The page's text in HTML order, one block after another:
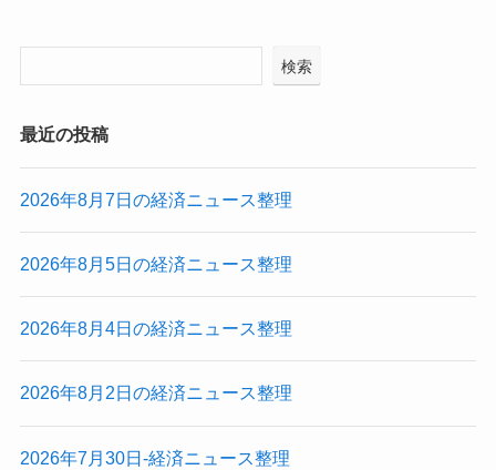
検索
最近の投稿
2026年8月7日の経済ニュース整理
2026年8月5日の経済ニュース整理
2026年8月4日の経済ニュース整理
2026年8月2日の経済ニュース整理
2026年7月30日-経済ニュース整理